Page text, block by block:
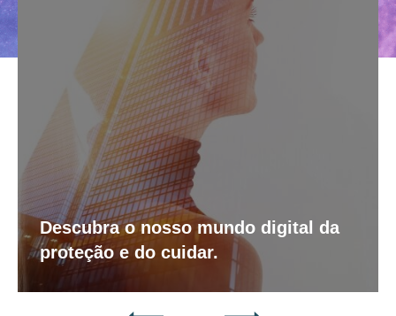
Descubra o nosso mundo digital da
proteção e do cuidar.